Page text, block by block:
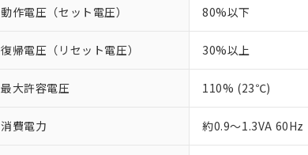
動作電圧（セット電圧） 80%以下
復帰電圧（リセット電圧） 30%以上
最大許容電圧 110% (23℃)
消費電力 約0.9～1.3VA 60Hz